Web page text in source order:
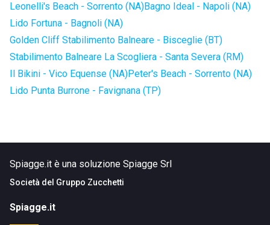
Leonelli's Beach - Sorrento (NA)Bagno Ideal - Napoli (NA)
Lido Fortuna - Bagnoli (NA)
Golden Cliff Stabilimento Balneare - Bisceglie (BT)
Stabilimento Balneare La Scogliera - Santa Severa (RM)
Il Bikini - Vico Equense (NA)Peter's Beach - Sorrento (NA)
Lido Punta Burrone - Favignana (TP)
Spiagge.it è una soluzione Spiagge Srl
Società del Gruppo Zucchetti
Spiagge.it